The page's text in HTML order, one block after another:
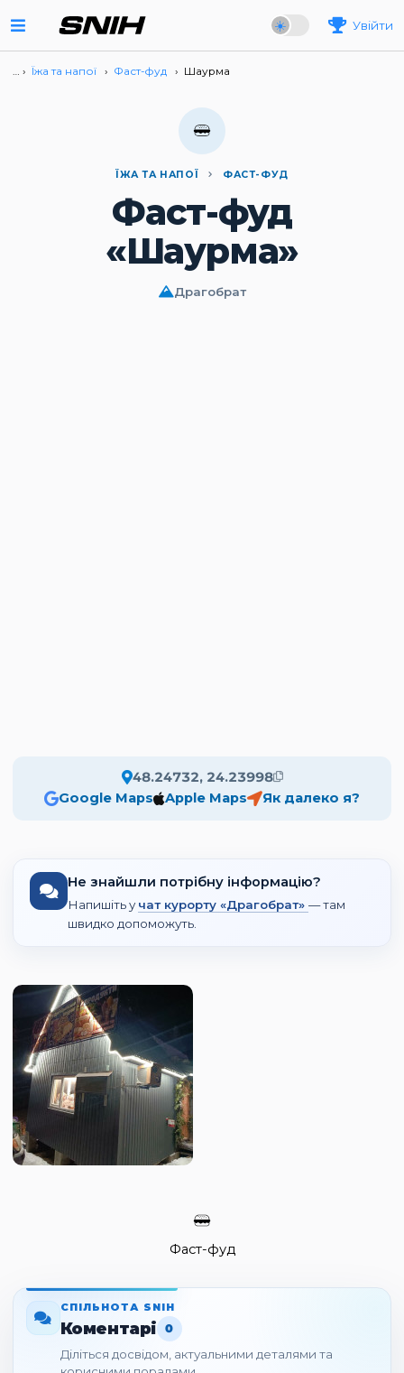
Увійти
… › Їжа та напої › Фаст-фуд › Шаурма
ЇЖА ТА НАПОЇ ФАСТ-ФУД
Фаст-фуд
«Шаурма»
Драгобрат
48.24732, 24.23998
Google Maps
Apple Maps Як далеко я?
Не знайшли потрібну інформацію?
Напишіть у чат курорту «Драгобрат» — там
швидко допоможуть.
Фаст-фуд
СПІЛЬНОТА SNIH
Коментарі 0
Діліться досвідом, актуальними деталями та